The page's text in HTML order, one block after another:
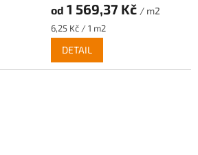
od 1 569,37 Kč / m2
Měrná
cena:
6,25 Kč / 1 m2
DETAIL